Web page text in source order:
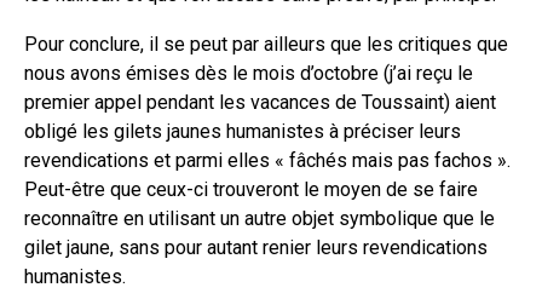
Pour conclure, il se peut par ailleurs que les critiques que
nous avons émises dès le mois d’octobre (j’ai reçu le
premier appel pendant les vacances de Toussaint) aient
obligé les gilets jaunes humanistes à préciser leurs
revendications et parmi elles « fâchés mais pas fachos ».
Peut-être que ceux-ci trouveront le moyen de se faire
reconnaître en utilisant un autre objet symbolique que le
gilet jaune, sans pour autant renier leurs revendications
humanistes.